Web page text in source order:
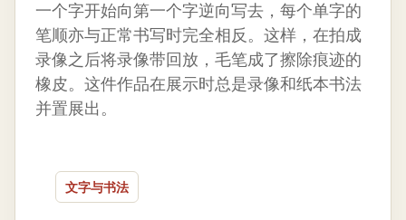
一个字开始向第一个字逆向写去，每个单字的
笔顺亦与正常书写时完全相反。这样，在拍成
录像之后将录像带回放，毛笔成了擦除痕迹的
橡皮。这件作品在展示时总是录像和纸本书法
并置展出。
文字与书法